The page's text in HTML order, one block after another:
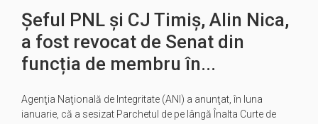
Șeful PNL și CJ Timiș, Alin Nica,
a fost revocat de Senat din
funcția de membru în...
Agenţia Naţională de Integritate (ANI) a anunţat, în luna
ianuarie, că a sesizat Parchetul de pe lângă Înalta Curte de